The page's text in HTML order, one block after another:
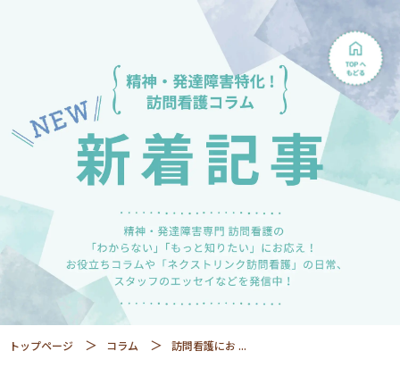
トップページ コラム 訪問看護にお ...